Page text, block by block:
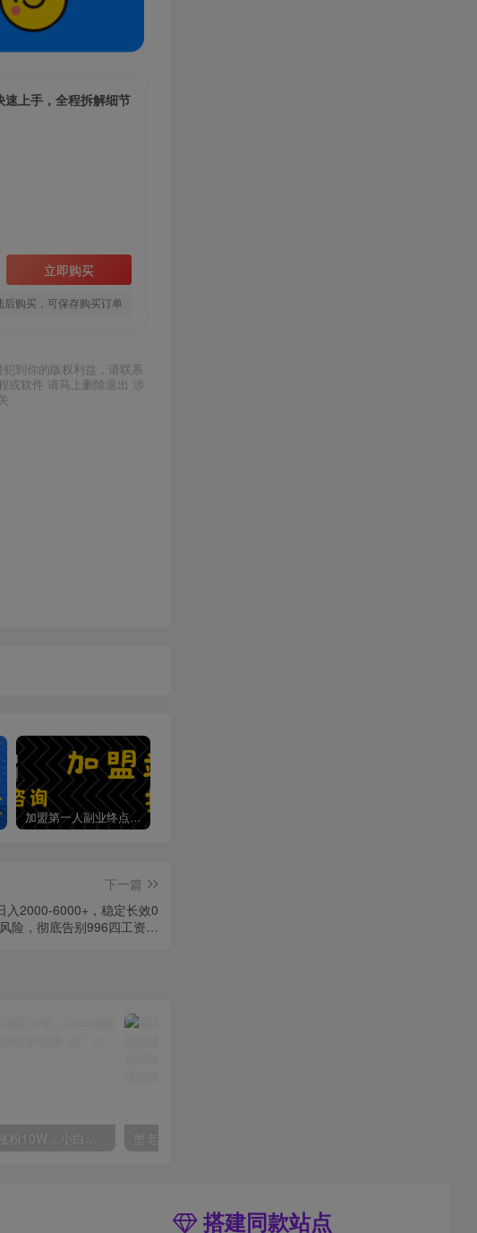
上手，全程拆解细节
立即购买
购买，可保存购买订单
到你的版权利益，请联系
或软件 请马上删除退出 涉
加盟第一人副业终点站，搭建同款项目资源站，实现日入2000+
下一篇
入2000-6000+，稳定长效0
风险，彻底告别996四工资…
AI风景号7天涨粉10W，小白也能1分钟掌握的视频制作教程
搭建同款站点